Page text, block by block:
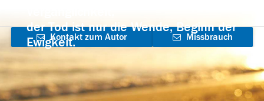
der Tod ist nur die Wende, Beginn der
Ewigkeit.
Kontakt zum Autor
aufnehmen
Missbrauch